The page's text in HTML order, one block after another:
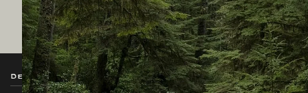
Destination BC Nuestros Sitios